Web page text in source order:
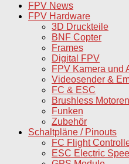
FPV News
FPV Hardware
3D Druckteile
BNF Copter
Frames
Digital FPV
FPV Kamera und
Videosender &
FC & ESC
Brushless Motoren
Funken
Zubehör
Schaltpläne / Pinouts
FC Flight
ESC Electric